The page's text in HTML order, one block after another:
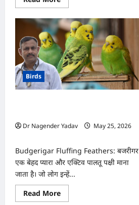
more
Parrot
Care:
तोते
दिखें
ये
7
संकेत
तो
हो
जाएं
बन
बात
Birds
Dr Nagender Yadav
May 25, 2026
Budgerigar Fluffing Feathers: बजरीगर
एक बेहद प्यारा और एक्टिव पालतू पक्षी माना
जाता है। जो लोग इन्हें...
Read MoreRead
more